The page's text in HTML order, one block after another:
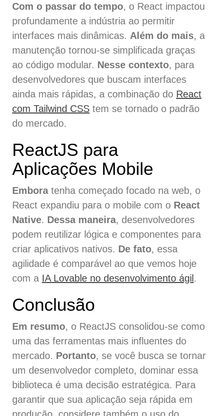
Com o passar do tempo, o React impactou
profundamente a indústria ao permitir
interfaces mais dinâmicas. Além do mais, a
manutenção tornou-se simplificada graças
ao código modular. Nesse contexto, para
desenvolvedores que buscam interfaces
ainda mais rápidas, a combinação do React
com Tailwind CSS tem se tornado o padrão
do mercado.
ReactJS para
Aplicações Mobile
Emboratenha começado focado na web, o
React expandiu para o mobile com o React
Native. Dessa maneira, desenvolvedores
podem reutilizar lógica e componentes para
criar aplicativos nativos. De fato, essa
agilidade é comparável ao que vemos hoje
com a IA Lovable no desenvolvimento ágil .
Conclusão
Em resumo, o ReactJS consolidou-se como
uma das ferramentas mais influentes do
mercado. Portanto, se você busca se tornar
um desenvolvedor completo, dominar essa
biblioteca é uma decisão estratégica. Para
garantir que sua aplicação seja rápida em